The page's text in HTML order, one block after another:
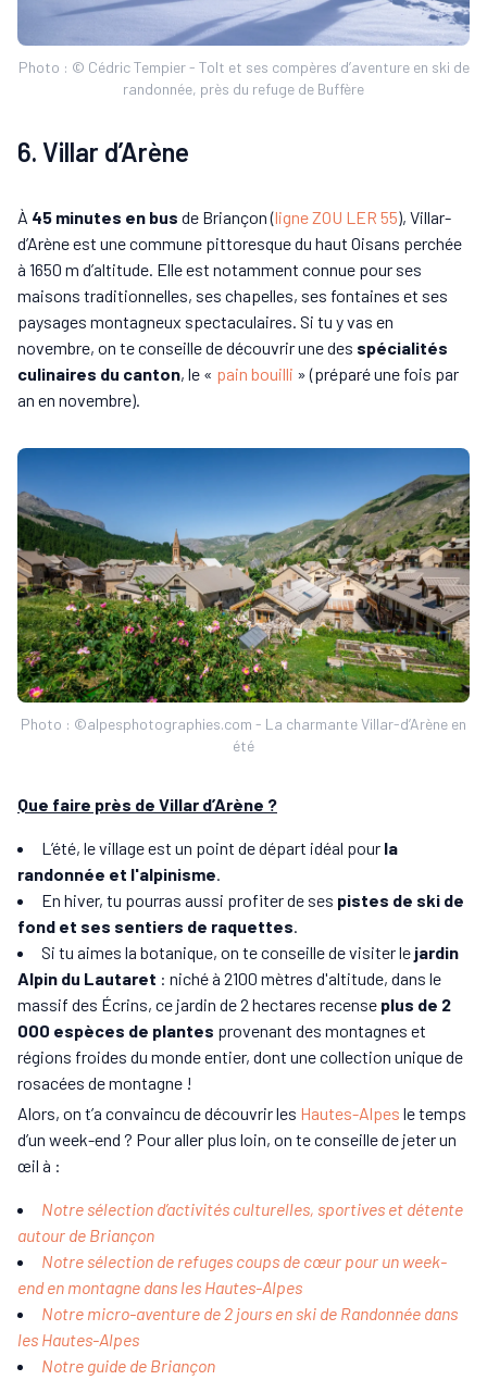
Photo : © Cédric Tempier - Tolt et ses compères d’aventure en ski de
randonnée, près du refuge de Buffère
6. Villar d’Arène
À 45 minutes en bus de Briançon (ligne ZOU LER 55), Villar-
d’Arène est une commune pittoresque du haut Oisans perchée
à 1650 m d’altitude. Elle est notamment connue pour ses
maisons traditionnelles, ses chapelles, ses fontaines et ses
paysages montagneux spectaculaires. Si tu y vas en
novembre, on te conseille de découvrir une des spécialités
culinaires du canton, le « pain bouilli » (préparé une fois par
an en novembre).
Photo : ©alpesphotographies.com - La charmante Villar-d’Arène en
été
Que faire près de Villar d’Arène ?
L’été, le village est un point de départ idéal pour la
randonnée et l'alpinisme.
En hiver, tu pourras aussi profiter de ses pistes de ski de
fond et ses sentiers de raquettes.
Si tu aimes la botanique, on te conseille de visiter le jardin
Alpin du Lautaret : niché à 2100 mètres d'altitude, dans le
massif des Écrins, ce jardin de 2 hectares recense plus de 2
000 espèces de plantes provenant des montagnes et
régions froides du monde entier, dont une collection unique de
rosacées de montagne !
Alors, on t’a convaincu de découvrir les Hautes-Alpes le temps
d’un week-end ? Pour aller plus loin, on te conseille de jeter un
œil à :
Notre sélection d’activités culturelles, sportives et détente
autour de Briançon
Notre sélection de refuges coups de cœur pour un week-
end en montagne dans les Hautes-Alpes
Notre micro-aventure de 2 jours en ski de Randonnée dans
les Hautes-Alpes
Notre guide de Briançon